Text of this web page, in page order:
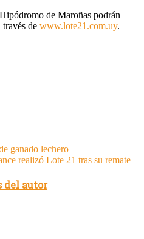
de Maroñas podrán
través de www.lote21.com.uy.
ganado lechero
realizó Lote 21 tras su remate
del autor